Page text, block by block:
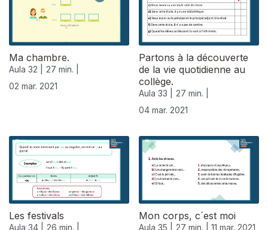
Ma chambre.
Aula 32 |
27 min. |
02 mar. 2021
Partons à la découverte
de la vie quotidienne au
collège.
Aula 33 |
27 min. |
04 mar. 2021
Les festivals
Aula 34 |
26 min. |
Mon corps, c´est moi
Aula 35 | 27 min. | 11 mar. 2021
529851